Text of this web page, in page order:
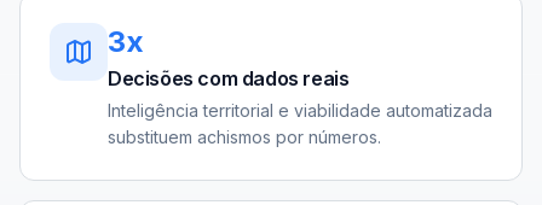
3x
Decisões com dados reais
Inteligência territorial e viabilidade automatizada
substituem achismos por números.